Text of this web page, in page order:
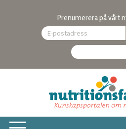
Prenumerera på vårt